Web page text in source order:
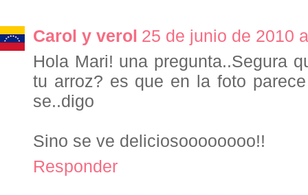
Carol y verol 25 de junio de 2010
Hola Mari! una pregunta..Segura
tu arroz? es que en la foto
se..digo
Sino se ve deliciosoooooooo!!
Responder